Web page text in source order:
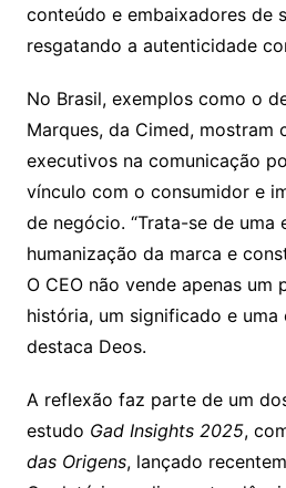
conteúdo e embaixadores de
resgatando a autenticidade
No Brasil, exemplos como o
Marques, da Cimed, mostram
executivos na comunicação
vínculo com o consumidor e
de negócio. “Trata-se de uma
humanização da marca e
O CEO não vende apenas um
história, um significado e uma
destaca Deos.
A reflexão faz parte de um
estudo Gad Insights 2025,
das Origens, lançado